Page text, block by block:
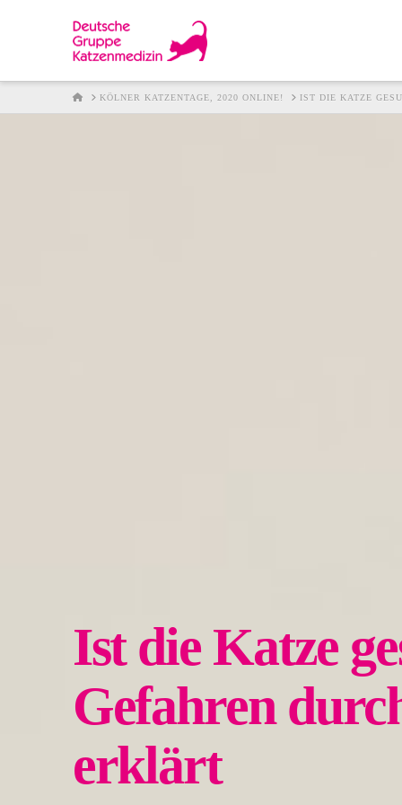
HOMEKÖLNER KATZENTAGE, 2020 ONLINE! IST DIE KATZE
Ist die Katze
Gefahren
erklärt